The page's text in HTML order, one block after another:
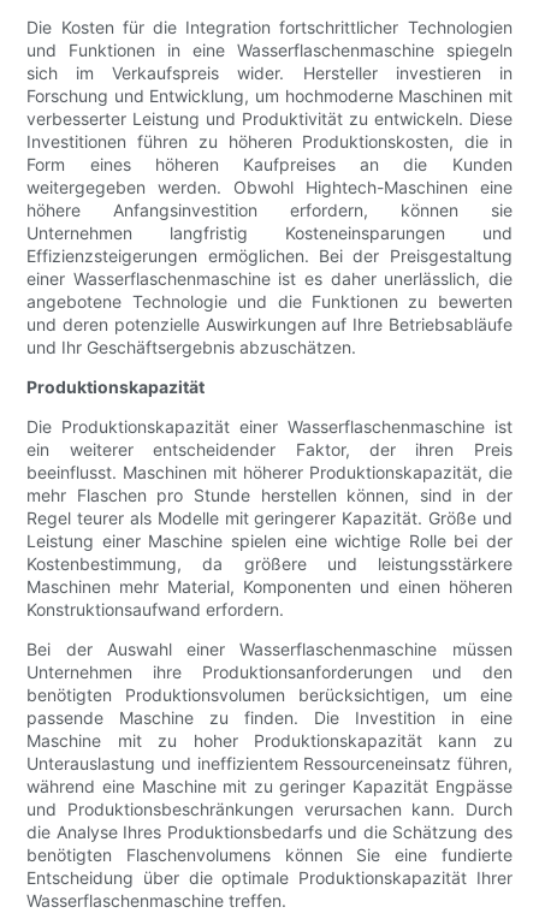
Die Kosten für die Integration fortschrittlicher Technologien
und Funktionen in eine Wasserflaschenmaschine spiegeln
sich im Verkaufspreis wider. Hersteller investieren in
Forschung und Entwicklung, um hochmoderne Maschinen mit
verbesserter Leistung und Produktivität zu entwickeln. Diese
Investitionen führen zu höheren Produktionskosten, die in
Form eines höheren Kaufpreises an die Kunden
weitergegeben werden. Obwohl Hightech-Maschinen eine
höhere Anfangsinvestition erfordern, können sie
Unternehmen langfristig Kosteneinsparungen und
Effizienzsteigerungen ermöglichen. Bei der Preisgestaltung
einer Wasserflaschenmaschine ist es daher unerlässlich, die
angebotene Technologie und die Funktionen zu bewerten
und deren potenzielle Auswirkungen auf Ihre Betriebsabläufe
und Ihr Geschäftsergebnis abzuschätzen.
Produktionskapazität
Die Produktionskapazität einer Wasserflaschenmaschine ist
ein weiterer entscheidender Faktor, der ihren Preis
beeinflusst. Maschinen mit höherer Produktionskapazität, die
mehr Flaschen pro Stunde herstellen können, sind in der
Regel teurer als Modelle mit geringerer Kapazität. Größe und
Leistung einer Maschine spielen eine wichtige Rolle bei der
Kostenbestimmung, da größere und leistungsstärkere
Maschinen mehr Material, Komponenten und einen höheren
Konstruktionsaufwand erfordern.
Bei der Auswahl einer Wasserflaschenmaschine müssen
Unternehmen ihre Produktionsanforderungen und den
benötigten Produktionsvolumen berücksichtigen, um eine
passende Maschine zu finden. Die Investition in eine
Maschine mit zu hoher Produktionskapazität kann zu
Unterauslastung und ineffizientem Ressourceneinsatz führen,
während eine Maschine mit zu geringer Kapazität Engpässe
und Produktionsbeschränkungen verursachen kann. Durch
die Analyse Ihres Produktionsbedarfs und die Schätzung des
benötigten Flaschenvolumens können Sie eine fundierte
Entscheidung über die optimale Produktionskapazität Ihrer
Wasserflaschenmaschine treffen.